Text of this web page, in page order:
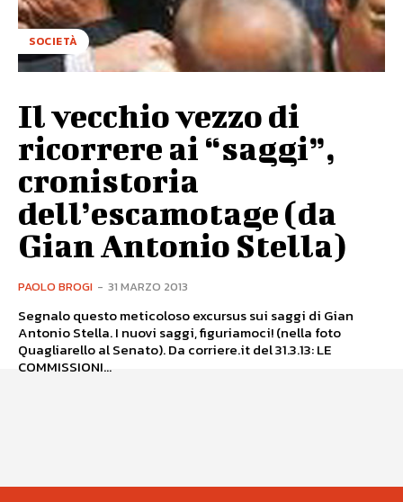
SOCIETÀ
Il vecchio vezzo di
ricorrere ai “saggi”,
cronistoria
dell’escamotage (da
Gian Antonio Stella)
PAOLO BROGI - 31 MARZO 2013
Segnalo questo meticoloso excursus sui saggi di Gian
Antonio Stella. I nuovi saggi, figuriamoci! (nella foto
Quagliarello al Senato). Da corriere.it del 31.3.13: LE
COMMISSIONI...